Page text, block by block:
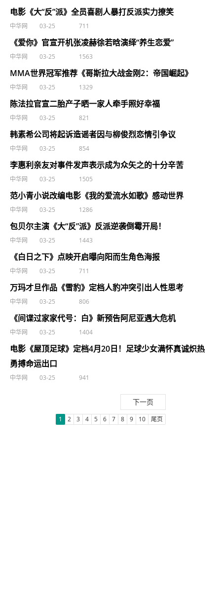
电影《大“反”派》全员喜剧人暴打反派实力撩笑
中华网 03-25 711
《爱你》官宣开机张凌赫徐若晗演绎“养生恋爱”
中华网 03-25 1563
MMA世界冠军推荐《哥斯拉大战金刚2：帝国崛起》
中华网 03-25 1329
陈法拉官宣二胎产子晒一家人牵手照好幸福
中华网 03-25 821
韩素希公司将起诉造谣者因与柳俊烈恋情引争议
中华网 03-25 854
李惠利亲友对事件发声表示成为众矢之的十分辛苦
中华网 03-25 1505
范小青小说改编电影《我的爱流水如歌》感动世界
中华网 03-25 1286
包贝尔主演《大“反”派》反派逆袭倒霉开局！
中华网 03-25 1443
《白日之下》点映开启曝向阳而生角色海报
中华网 03-25 711
万玛才旦作品《雪豹》定档人豹冲突引出人性思考
中华网 03-25 806
《间谍过家家代号：白》新预告阿尼亚遇大危机
中华网 03-25 1404
电影《屋顶足球》定档4月20日！足球少女满怀真诚炽热
勇搏命运出口
中华网 03-25 941
1 2 3 4 5 6 7 8 9 10
下一页
尾页